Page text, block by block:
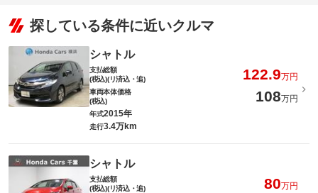
探している条件に近いクルマ
シャトル
支払総額
(税込)(リ済込・追)
122.9万円
車両本体価格
(税込)
108万円
年式2015年
走行3.4万km
シャトル
支払総額
(税込)(リ済込・追)
80万円